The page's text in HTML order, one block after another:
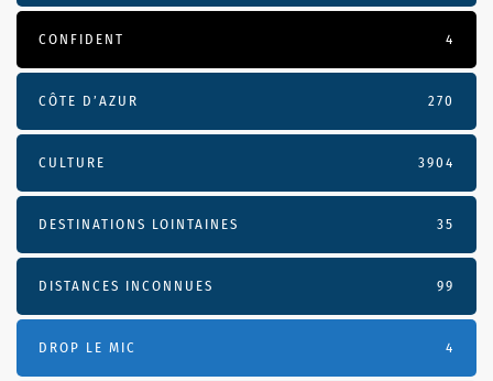
CONFIDENT 4
CÔTE D’AZUR 270
CULTURE 3904
DESTINATIONS LOINTAINES 35
DISTANCES INCONNUES 99
DROP LE MIC 4